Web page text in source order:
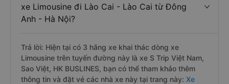
xe Limousine đi Lào Cai - Lào Cai từ Đông
Anh - Hà Nội?
Trả lời: Hiện tại có 3 hãng xe khai thác dòng xe
Limousine trên tuyến đường này là xe S Trip Việt Nam,
Sao Việt, HK BUSLINES, bạn có thể tham khảo thêm
thông tin và đặt vé các nhà xe này tại trang này: Xe